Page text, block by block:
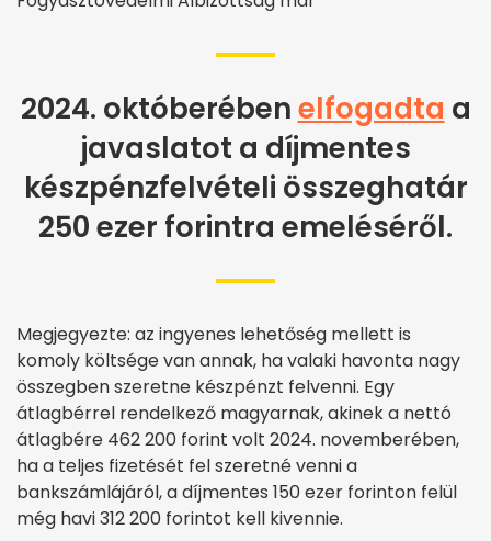
2024. októberébenelfogadta a
javaslatot a díjmentes
készpénzfelvételi összeghatár
250 ezer forintra emeléséről.
Megjegyezte: az ingyenes lehetőség mellett is
komoly költsége van annak, ha valaki havonta nagy
összegben szeretne készpénzt felvenni. Egy
átlagbérrel rendelkező magyarnak, akinek a nettó
átlagbére 462 200 forint volt 2024. novemberében,
ha a teljes fizetését fel szeretné venni a
bankszámlájáról, a díjmentes 150 ezer forinton felül
még havi 312 200 forintot kell kivennie.